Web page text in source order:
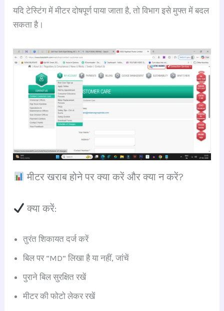
यदि टेस्टिंग में मीटर दोषपूर्ण पाया जाता है, तो विभाग इसे मुफ्त में बदल
सकता है।
मीटर खराब होने पर क्या करें और क्या न करें?
क्या करें:
तुरंत शिकायत दर्ज करें
बिल पर “MD” लिखा है या नहीं, जांचें
पुराने बिल सुरक्षित रखें
मीटर की फोटो लेकर रखें